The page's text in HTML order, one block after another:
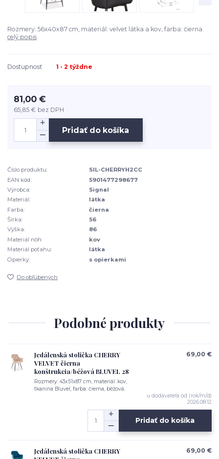
Rozmery: 56x40x87 cm, materiál: velvet látka a kov, farba: čierna.
celý popis
Dostupnosť 1 - 2 týždne
81,00 €
65,85 € bez DPH
Pridať do košíka
Číslo produktu:
SIL-CHERRYH2CC
EAN kód:
5901477298677
Výrobca:
Signal
Materiál:
látka
Farba:
čierna
Šírka:
56
Výška:
86
Materiál nôh:
kov
Materiál poťahu:
látka
Opierky:
s opierkami
Do obľúbených
Podobné produkty
Jedálenská stolička CHERRY
VELVET čierna
konštrukcia/béžová BLUVEL 28
Rozmery: 43x51x87 cm, materiál: kov,
tkanina Bluvel, farba: čierna, béžová.
69,00 €
u dodávateľa od (rok/m/d)
2026.08.12
Pridať do košíka
Jedálenská stolička CHERRY
69,00 €